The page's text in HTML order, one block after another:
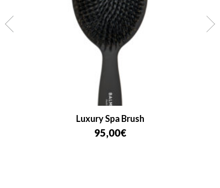
Luxury Spa Brush
95,00€